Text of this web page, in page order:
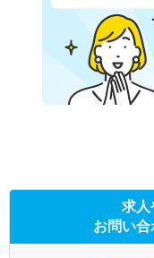
求人
お問い